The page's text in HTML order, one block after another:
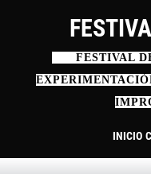
contenido
FESTIVAL
INICIO